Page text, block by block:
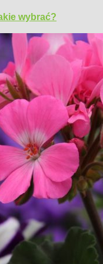
wybrać?